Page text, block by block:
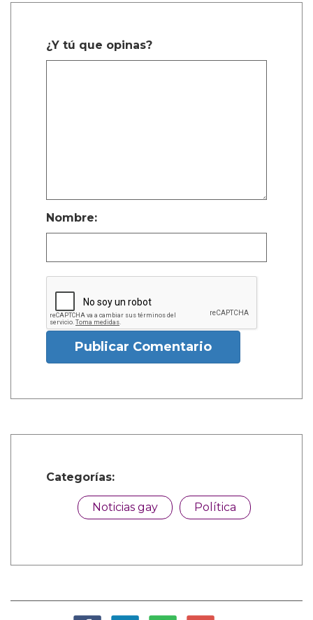
¿Y tú que opinas?
Nombre:
Publicar Comentario
Categorías:
Noticias gay Política